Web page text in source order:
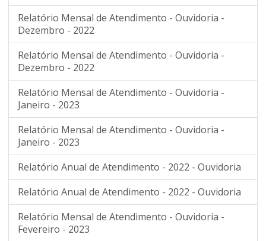
Relatório Mensal de Atendimento - Ouvidoria -
Dezembro - 2022
Relatório Mensal de Atendimento - Ouvidoria -
Dezembro - 2022
Relatório Mensal de Atendimento - Ouvidoria -
Janeiro - 2023
Relatório Mensal de Atendimento - Ouvidoria -
Janeiro - 2023
Relatório Anual de Atendimento - 2022 - Ouvidoria
Relatório Anual de Atendimento - 2022 - Ouvidoria
Relatório Mensal de Atendimento - Ouvidoria -
Fevereiro - 2023